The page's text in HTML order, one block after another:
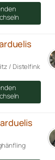
/ Distelfink